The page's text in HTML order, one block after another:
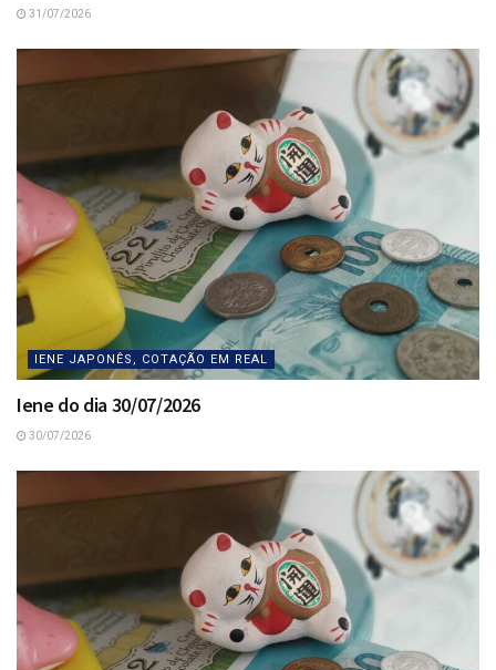
31/07/2026
IENE JAPONÊS, COTAÇÃO EM REAL
Iene do dia 30/07/2026
30/07/2026